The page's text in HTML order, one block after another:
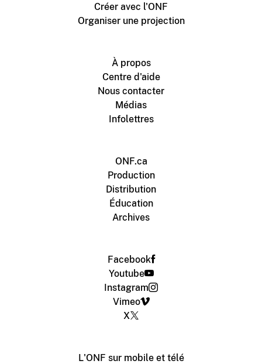
Créer avec l'ONF
Organiser une projection
À propos
Centre d'aide
Nous contacter
Médias
Infolettres
ONF.ca
Production
Distribution
Éducation
Archives
Facebook
Youtube
Instagram
Vimeo
X
L'ONF sur mobile et télé